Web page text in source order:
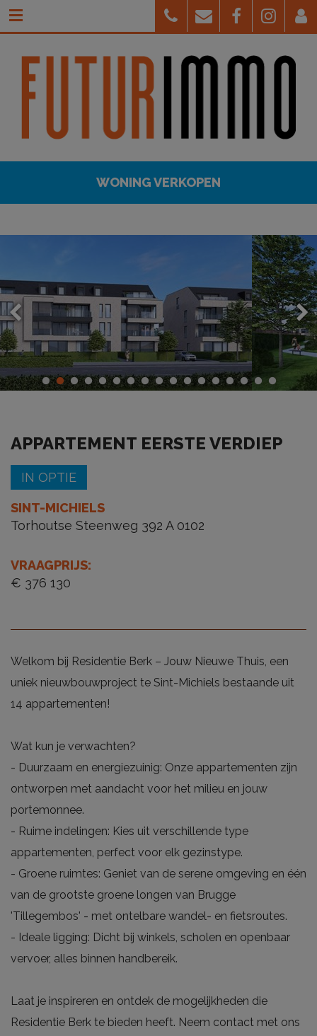
WONING VERKOPEN
APPARTEMENT EERSTE VERDIEP
IN OPTIE
SINT-MICHIELS
Torhoutse Steenweg 392 A 0102
VRAAGPRIJS:
€ 376 130
Welkom bij Residentie Berk – Jouw Nieuwe Thuis, een
uniek nieuwbouwproject te Sint-Michiels bestaande uit
14 appartementen!
Wat kun je verwachten?
- Duurzaam en energiezuinig: Onze appartementen zijn
ontworpen met aandacht voor het milieu en jouw
portemonnee.
- Ruime indelingen: Kies uit verschillende type
appartementen, perfect voor elk gezinstype.
- Groene ruimtes: Geniet van de serene omgeving en één
van de grootste groene longen van Brugge
'Tillegembos' - met ontelbare wandel- en fietsroutes.
- Ideale ligging: Dicht bij winkels, scholen en openbaar
vervoer, alles binnen handbereik.
Laat je inspireren en ontdek de mogelijkheden die
Residentie Berk te bieden heeft. Neem contact met ons